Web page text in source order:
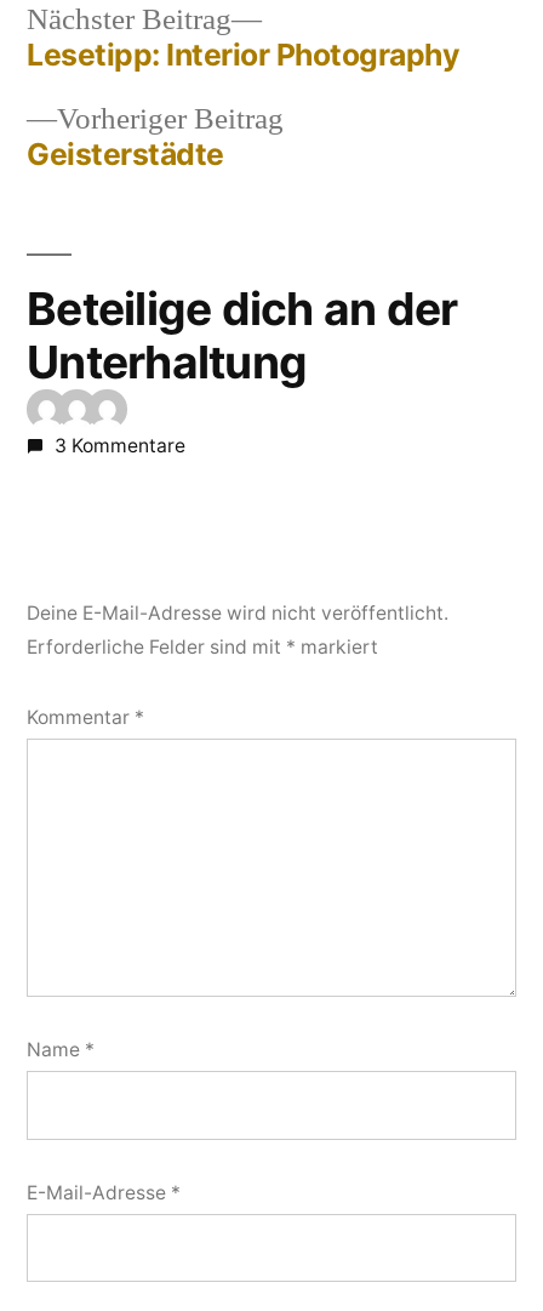
Beitragsnavigation
Vorheriger Beitrag
Geisterstädte
Nächster Beitrag
Nächster
Beitrag:
Lesetipp: Interior Photography
Beteilige dich an der
Unterhaltung
3 Kommentare
Deine E-Mail-Adresse wird nicht veröffentlicht.
Erforderliche Felder sind mit * markiert
Kommentar *
Name *
E-Mail-Adresse *